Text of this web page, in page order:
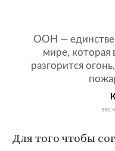
ООН —
мире, которая
разгорится
Для того чтобы